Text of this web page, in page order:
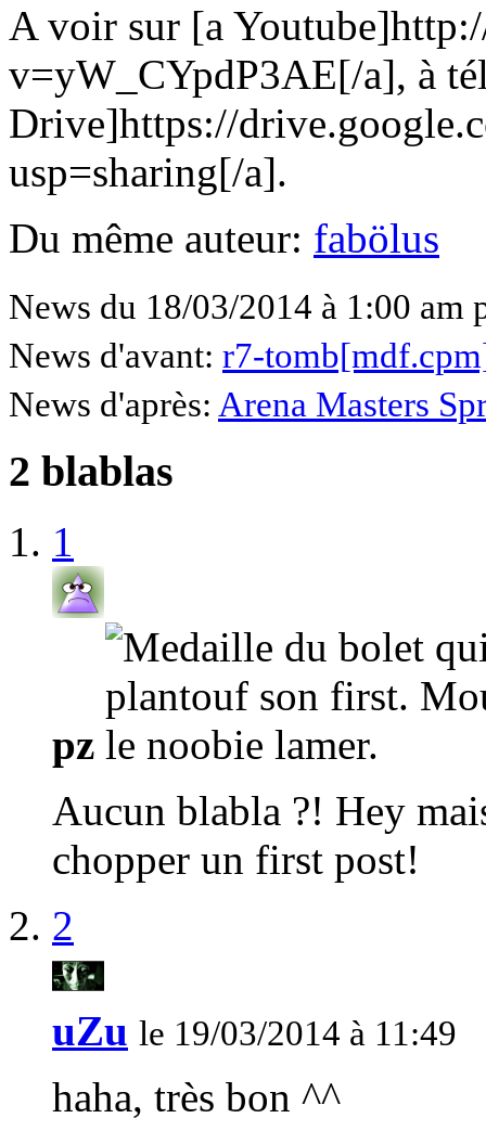
A voir sur [a
v=yW_CYpdP3AE[/a], à
Drive]https://
usp=sharing[/a].
Du même auteur: fabölus
News du 18/03/2014 à 1:00 am
News d'avant: r7-
News d'après: Arena Masters
2 blablas
1
pz
Aucun blabla ?! Hey
chopper un first post!
2
uZu le 19/03/2014 à 11:49
haha, très bon ^^